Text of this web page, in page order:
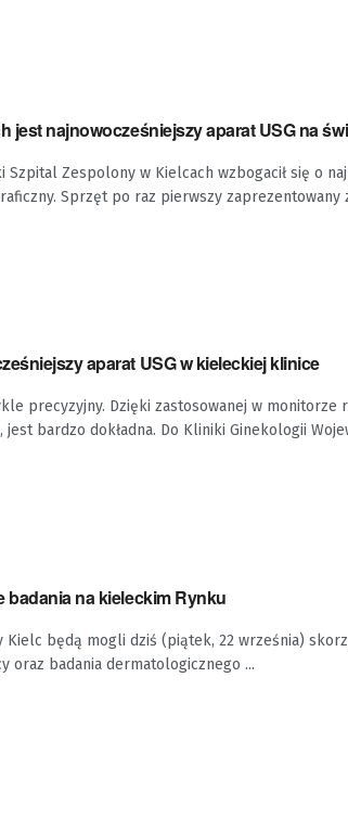
jest najnowocześniejszy aparat USG na
Szpital Zespolony w Kielcach wzbogacił się o
Sprzęt po raz pierwszy zaprezentowany
aparat USG w kieleckiej klinice
precyzyjny. Dzięki zastosowanej w
jest bardzo dokładna. Do Kliniki Ginekologii
badania na kieleckim Rynku
Kielc będą mogli dziś (piątek, 22 września)
oraz badania dermatologicznego ...